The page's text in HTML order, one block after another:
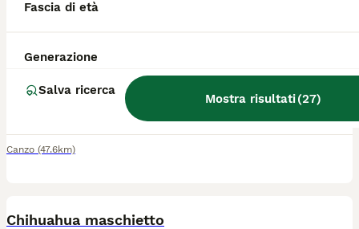
Fascia di età
Generazione
Salva ricerca
Mostra risultati(27)
10 settimane 1
Prezzo
Canzo (47.6km)
Chihuahua maschietto